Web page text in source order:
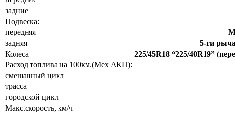
задние
Подвеска:
передняя
задняя
5-ти
Колеса
225/45R18 “225/40R19”
Расход топлива на 100км.(Мех АКП):
смешанный цикл
трасса
городской цикл
Макс.скорость, км/ч